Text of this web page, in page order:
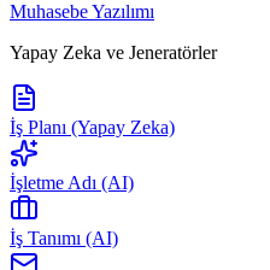
Muhasebe Yazılımı
Yapay Zeka ve Jeneratörler
İş Planı (Yapay Zeka)
İşletme Adı (AI)
İş Tanımı (AI)